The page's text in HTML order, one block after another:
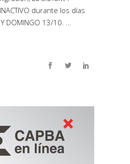
INACTIVO durante los días
DOMINGO 13/10.